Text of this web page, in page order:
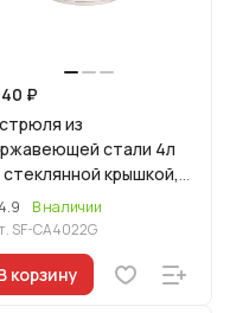
₽
из
стали 4л
крышкой,
"Сафия"
4.9
В наличии
SF-CA4022G
корзину